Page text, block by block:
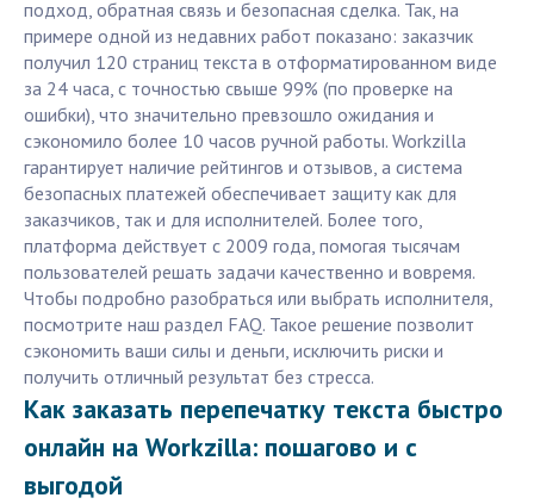
подход, обратная связь и безопасная сделка. Так, на
примере одной из недавних работ показано: заказчик
получил 120 страниц текста в отформатированном виде
за 24 часа, с точностью свыше 99% (по проверке на
ошибки), что значительно превзошло ожидания и
сэкономило более 10 часов ручной работы. Workzilla
гарантирует наличие рейтингов и отзывов, а система
безопасных платежей обеспечивает защиту как для
заказчиков, так и для исполнителей. Более того,
платформа действует с 2009 года, помогая тысячам
пользователей решать задачи качественно и вовремя.
Чтобы подробно разобраться или выбрать исполнителя,
посмотрите наш раздел FAQ. Такое решение позволит
сэкономить ваши силы и деньги, исключить риски и
получить отличный результат без стресса.
Как заказать перепечатку текста быстро
онлайн на Workzilla: пошагово и с
выгодой